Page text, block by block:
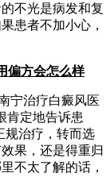
不光是病发和复
患者不加小心，
偏方会怎么样
宁治疗白癜风医
肯定地告诉患
规治疗，转而选
果，还是得重归
不太了解的话，